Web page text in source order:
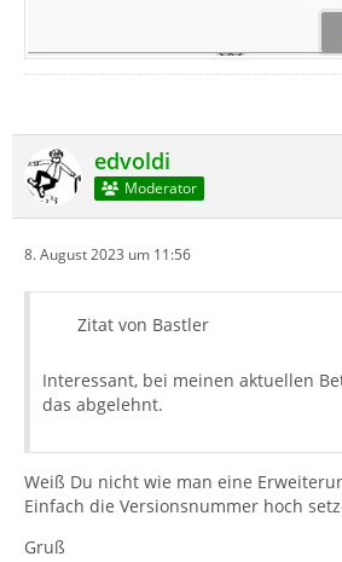
edvoldi
Moderator
8. August 2023 um 11:56
Zitat von Bastler
Interessant, bei meinen aktuellen
das abgelehnt.
Weiß Du nicht wie man eine
Einfach die Versionsnummer hoch
Gruß